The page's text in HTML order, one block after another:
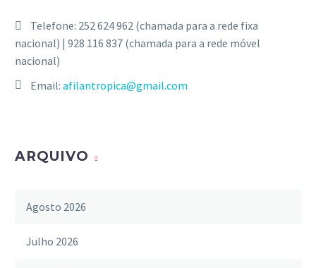
Telefone: 252 624 962 (chamada para a rede fixa
nacional) | 928 116 837 (chamada para a rede móvel
nacional)
Email: afilantropica@gmail.com
ARQUIVO
Agosto 2026
Julho 2026